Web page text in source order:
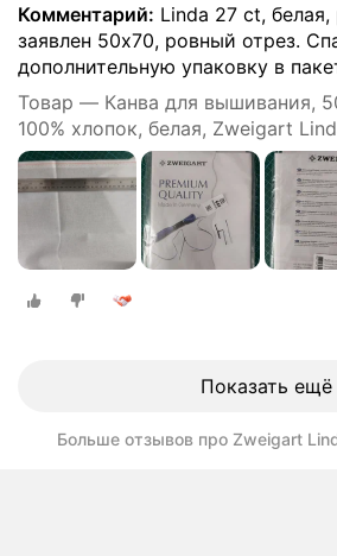
Комментарий: Linda 27 ct,
заявлен 50х70, ровный отрез.
дополнительную упаковку в
Товар — Канва для вышивания,
100% хлопок, белая, Zweigart
Показать ещё
Больше отзывов про Zweigart